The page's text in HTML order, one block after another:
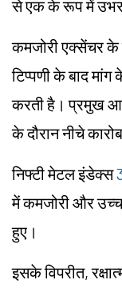
से एक के रूप में उभर
कमजोरी एक्सेंचर के
टिप्पणी के बाद
करती है। प्रमुख
के दौरान नीचे
निफ्टी मेटल इंडेक्स
में कमजोरी और
हुए।
इसके विपरीत,